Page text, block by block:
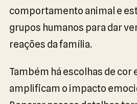
comportamento animal e
grupos humanos para dar
reações da família.
Também há escolhas de cor
amplificam o impacto